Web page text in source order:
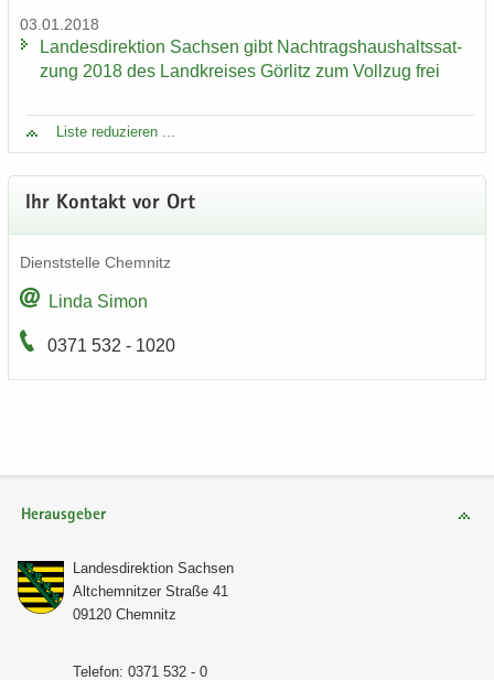
03.01.2018
Lan­des­di­rek­ti­on Sach­sen gibt Nach­trags­haus­halts­sat­
zung 2018 des Land­krei­ses Gör­litz zum Voll­zug frei
Liste re­du­zie­ren ...
Ihr Kon­takt vor Ort
Dienst­stel­le Chem­nitz
Linda Simon
0371 532 - 1020
Herausgeber
Lan­des­di­rek­ti­on Sach­sen
Alt­chem­nit­zer Stra­ße 41
09120 Chem­nitz
Te­le­fon: 0371 532 - 0